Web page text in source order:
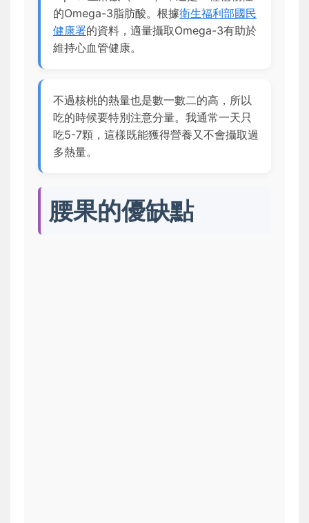
的Omega-3脂肪酸。根據衛生福利部國民
健康署的資料，適量攝取Omega-3有助於
維持心血管健康。
不過核桃的熱量也是數一數二的高，所以
吃的時候要特別注意分量。我通常一天只
吃5-7顆，這樣既能獲得營養又不會攝取過
多熱量。
腰果的優缺點